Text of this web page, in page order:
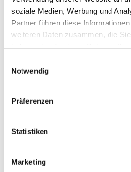
soziale Medien, Werbung und
Partner führen diese
weiteren Daten zusammen, die
Notwendig
Präferenzen
Statistiken
Marketing
E-Mail-Adresse*
Erstellen